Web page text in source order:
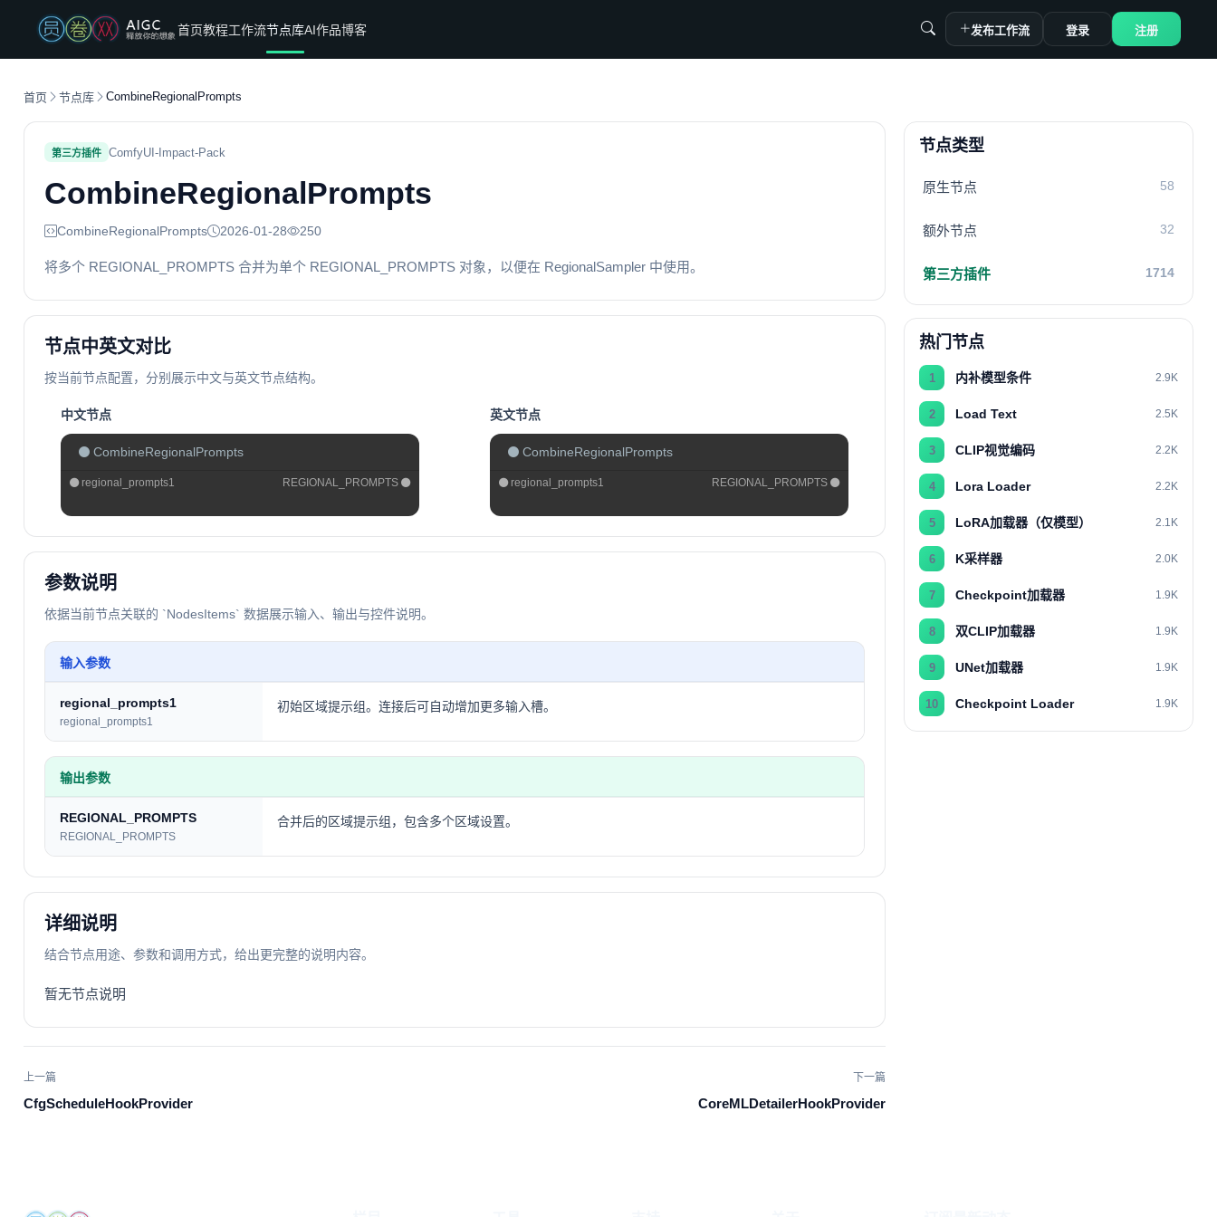
首页教程工作流节点库AI作品博客 发布工作流 登录 注册
首页 节点库 CombineRegionalPrompts
第三方插件 ComfyUI-Impact-Pack
CombineRegionalPrompts
CombineRegionalPrompts 2026-01-28 250
将多个 REGIONAL_PROMPTS 合并为单个 REGIONAL_PROMPTS 对象，以便在 RegionalSampler 中使用。
节点中英文对比
按当前节点配置，分别展示中文与英文节点结构。
中文节点
CombineRegionalPrompts
regional_prompts1 REGIONAL_PROMPTS
英文节点
CombineRegionalPrompts
regional_prompts1 REGIONAL_PROMPTS
参数说明
依据当前节点关联的 `NodesItems` 数据展示输入、输出与控件说明。
输入参数
regional_prompts1
regional_prompts1
初始区域提示组。连接后可自动增加更多输入槽。
输出参数
REGIONAL_PROMPTS
REGIONAL_PROMPTS
合并后的区域提示组，包含多个区域设置。
详细说明
结合节点用途、参数和调用方式，给出更完整的说明内容。
暂无节点说明
上一篇
CfgScheduleHookProvider
下一篇
CoreMLDetailerHookProvider
节点类型
原生节点 58
额外节点 32
第三方插件 1714
热门节点
1 内补模型条件 2.9K
2 Load Text 2.5K
3 CLIP视觉编码 2.2K
4 Lora Loader 2.2K
5 LoRA加载器（仅模型） 2.1K
6 K采样器 2.0K
7 Checkpoint加载器 1.9K
8 双CLIP加载器 1.9K
9 UNet加载器 1.9K
10 Checkpoint Loader 1.9K